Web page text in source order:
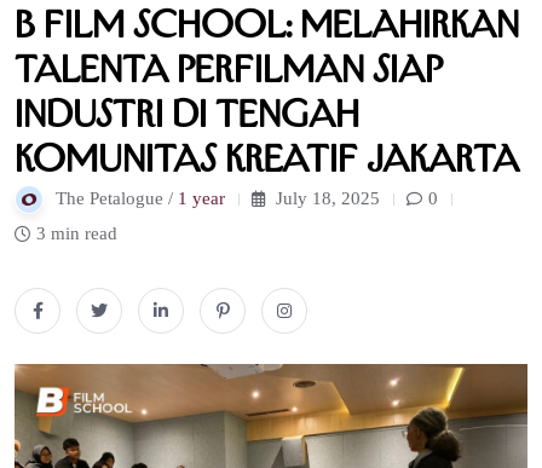
B Film School: Melahirkan
Talenta Perfilman Siap
Industri di Tengah
Komunitas Kreatif Jakarta
The Petalogue / 1 year July 18, 2025
0
3 min read